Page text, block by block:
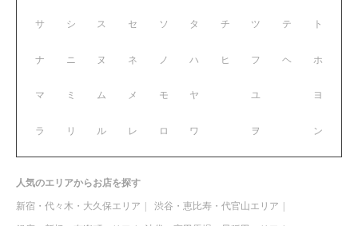
サ シ ス セ ソ
ナ ニ ヌ ネ ノ
マ ミ ム メ モ
ラ リ ル レ ロ
タ チ ツ テ ト
ハ ヒ フ ヘ ホ
ヤ ユ ヨ
ワ ヲ ン
人気のエリアからお店を探す
新宿・代々木・大久保エリア 渋谷・恵比寿・代官山エリア